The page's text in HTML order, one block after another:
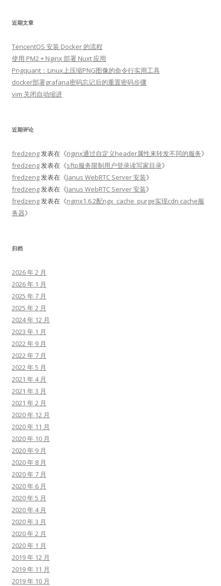
近期文章
TencentOS 安装 Docker 的流程
使用 PM2 + Nginx 部署 Nuxt 应用
Pngquant：Linux上压缩PNG图像的命令行实用工具
docker部署grafana密码忘记后的重置密码步骤
vim 关闭自动缩进
近期评论
fredzeng发表在《nginx通过自定义header属性来转发不同的服务》
fredzeng发表在《sftp服务限制用户登录读写家目录》
fredzeng发表在《Janus WebRTC Server 安装》
fredzeng发表在《Janus WebRTC Server 安装》
fredzeng发表在《nginx1.6.2配ngx_cache_purge实现cdn cache服
务器》
归档
2026 年 2 月
2026 年 1 月
2025 年 7 月
2025 年 2 月
2024 年 12 月
2023 年 1 月
2022 年 9 月
2022 年 7 月
2022 年 5 月
2021 年 4 月
2021 年 3 月
2021 年 2 月
2020 年 12 月
2020 年 11 月
2020 年 10 月
2020 年 9 月
2020 年 8 月
2020 年 7 月
2020 年 6 月
2020 年 5 月
2020 年 4 月
2020 年 3 月
2020 年 2 月
2020 年 1 月
2019 年 12 月
2019 年 11 月
2019 年 10 月